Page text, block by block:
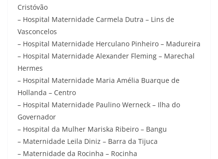
Cristóvão
– Hospital Maternidade Carmela Dutra – Lins de
Vasconcelos
– Hospital Maternidade Herculano Pinheiro – Madureira
– Hospital Maternidade Alexander Fleming – Marechal
Hermes
– Hospital Maternidade Maria Amélia Buarque de
Hollanda – Centro
– Hospital Maternidade Paulino Werneck – Ilha do
Governador
– Hospital da Mulher Mariska Ribeiro – Bangu
– Maternidade Leila Diniz – Barra da Tijuca
– Maternidade da Rocinha – Rocinha